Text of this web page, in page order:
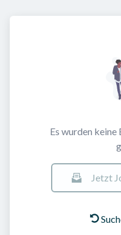
Es wurden keine
Jetzt